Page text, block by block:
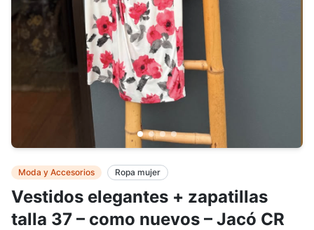
Vestidos elegantes + zapatillas
talla 37 – como nuevos – Jacó CR
Moda y Accesorios Ropa mujer